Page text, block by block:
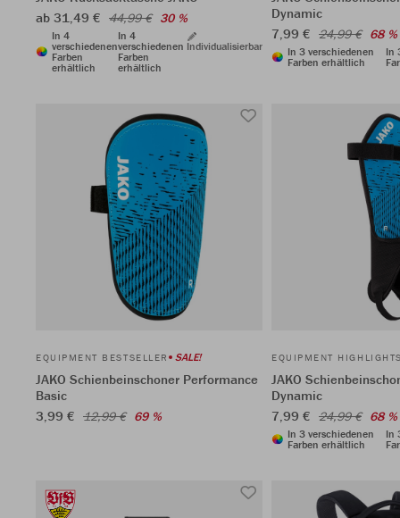
ab 31,49 € 44,99 € 30 %
In 4
verschiedenen
Farben
erhältlich
In 4
verschiedenen
Farben
erhältlich
Individualisierbar
Dynamic
7,99 € 24,99 € 68 %
In 3 verschiedenen
Farben erhältlich
In
EQUIPMENT BESTSELLER SALE!
JAKO Schienbeinschoner Performance
Basic
3,99 € 12,99 € 69 %
EQUIPMENT
JAKO
Dynamic
7,99 € 24,99 € 68 %
In 3 verschiedenen
Farben erhältlich
In